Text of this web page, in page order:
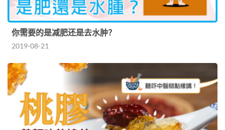
你需要的是减肥还是去水肿？
2019-08-21